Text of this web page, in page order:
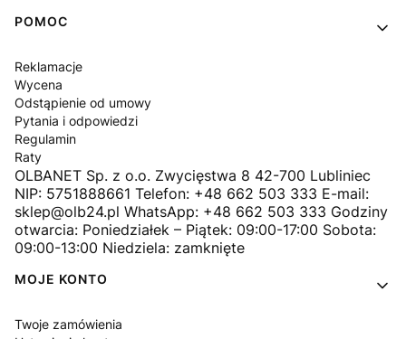
Linki w stopce
POMOC
Reklamacje
Wycena
Odstąpienie od umowy
Pytania i odpowiedzi
Regulamin
Raty
OLBANET Sp. z o.o. Zwycięstwa 8 42-700 Lubliniec
NIP: 5751888661 Telefon: +48 662 503 333 E-mail:
sklep@olb24.pl WhatsApp: +48 662 503 333 Godziny
otwarcia: Poniedziałek – Piątek: 09:00-17:00 Sobota:
09:00-13:00 Niedziela: zamknięte
MOJE KONTO
Twoje zamówienia